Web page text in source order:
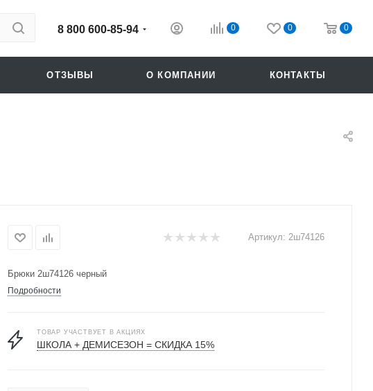
8 800 600-85-94 0 0 0
ОТЗЫВЫ О КОМПАНИИ КОНТАКТЫ
Артикул: 2ш74126
Брюки 2ш74126 черный
Подробности
ТОВАР УЧАСТВУЕТ В АКЦИЯХ
ШКОЛА + ДЕМИСЕЗОН = СКИДКА 15%